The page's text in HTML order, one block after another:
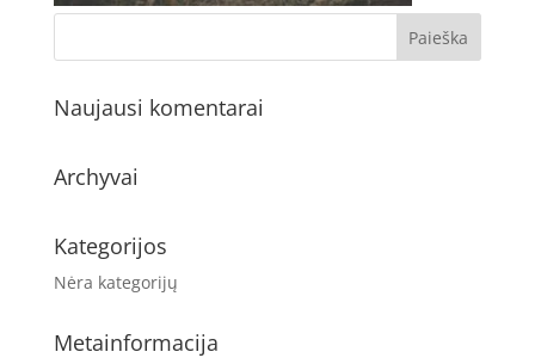
Naujausi komentarai
Archyvai
Kategorijos
Nėra kategorijų
Metainformacija